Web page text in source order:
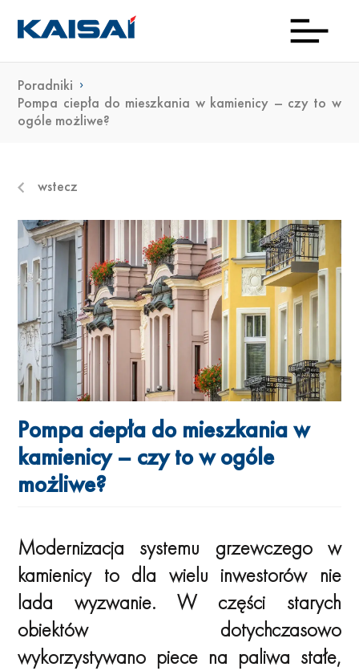
O
Poradniki
Pompa ciepła do mieszkania w kamienicy – czy to w
ogóle możliwe?
wstecz
Pompa ciepła do mieszkania w
kamienicy – czy to w ogóle
możliwe?
Modernizacja systemu grzewczego w
kamienicy to dla wielu inwestorów nie
lada wyzwanie. W części starych
obiektów dotychczasowo
wykorzystywano piece na paliwa stałe,